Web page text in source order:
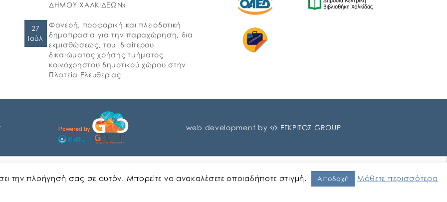
ΔΗΜΟΥ ΧΑΛΚΙΔΕΩΝ»
27
Ιούλ
Φανερή, προφορική και πλειοδοτική
δημοπρασία για την παραχώρηση, δια
εκμισθώσεως, του ιδιαίτερου
δικαιώματος χρήσης τμήματος
κοινόχρηστου δημοτικού χώρου στην
Πλατεία Ελευθερίας
web development by ΕΓΚΡΙΤΟΣ GROUP
την πλοήγησή σας σε αυτόν. Μπορείτε να ανακαλέσετε οποιαδήποτε στιγμή. Αποδοχή Μάθετε περισσότερα